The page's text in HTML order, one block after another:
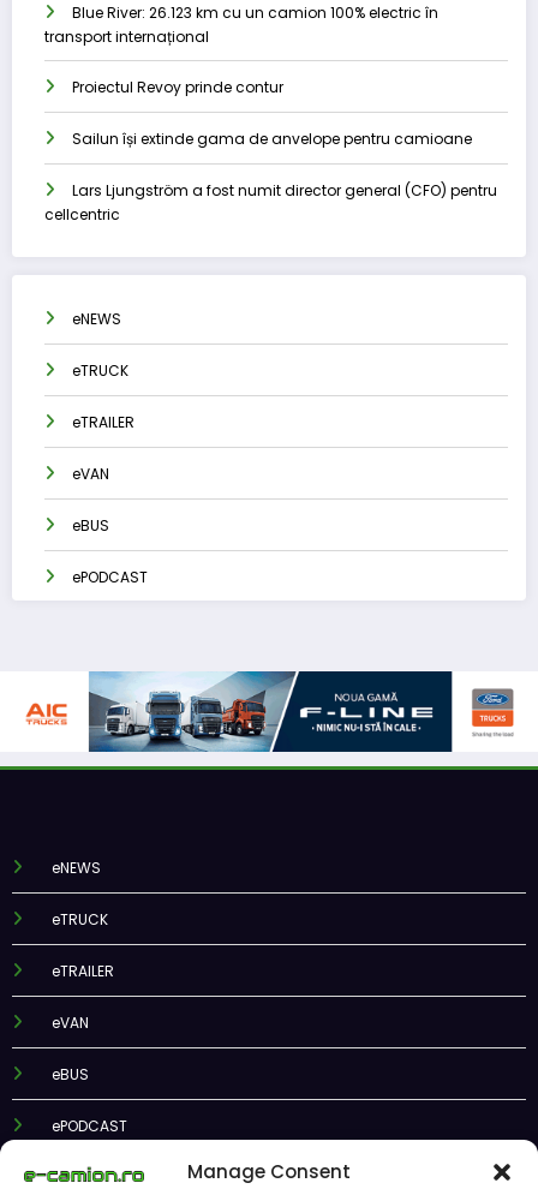
Manage Consent
Blue River: 26.123 km cu un camion 100% electric în
transport internațional
Proiectul Revoy prinde contur
Sailun își extinde gama de anvelope pentru camioane
Lars Ljungström a fost numit director general (CFO) pentru
cellcentric
eNEWS
eTRUCK
eTRAILER
eVAN
eBUS
ePODCAST
eNEWS
eTRUCK
eTRAILER
eVAN
eBUS
ePODCAST